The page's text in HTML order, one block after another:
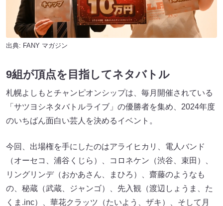
出典: FANY マガジン
9組が頂点を目指してネタバトル
札幌よしもとチャンピオンシップは、毎月開催されている
「サツヨシネタバトルライブ」の優勝者を集め、2024年度
のいちばん面白い芸人を決めるイベント。
今回、出場権を手にしたのはアライヒカリ、電人バンド
（オーセコ、浦谷くじら）、コロネケン（渋谷、束田）、
リングリンデ（おかあさん、まひろ）、齋藤のようなも
の、秘蔵（武蔵、ジャンゴ）、先入観（渡辺しょうま、た
くま.inc）、華花クラッツ（たいよう、ザキ）、そして月